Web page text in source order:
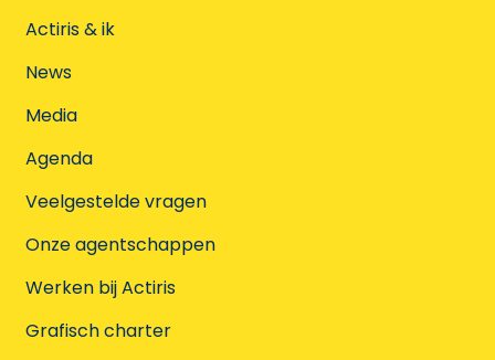
Actiris & ik
News
Media
Agenda
Veelgestelde vragen
Onze agentschappen
Werken bij Actiris
Grafisch charter